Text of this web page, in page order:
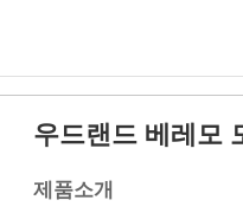
우드랜드 베레모
제품소개